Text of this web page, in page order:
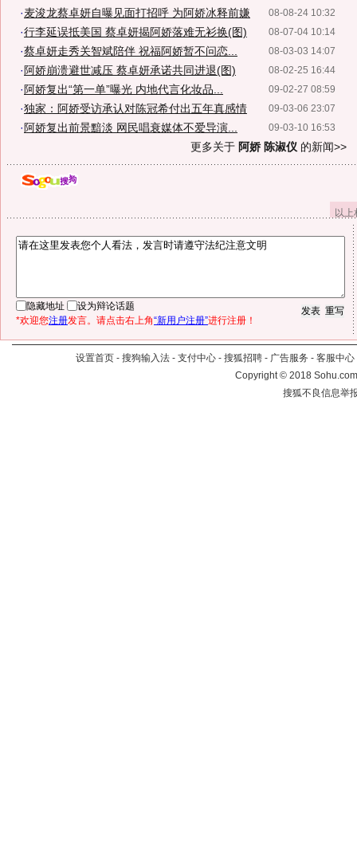
08-08-24 10:32
·麦浚龙蔡卓妍自曝见面打招呼 为阿娇冰释前嫌
08-07-04 10:14
·行李延误抵美国 蔡卓妍揭阿娇落难无衫换(图)
08-03-03 14:07
·蔡卓妍走秀关智斌陪伴 祝福阿娇暂不问恋...
08-02-25 16:44
· 阿娇崩溃避世减压 蔡卓妍承诺共同进退(图)
09-02-27 08:59
· 阿娇复出“第一单”曝光 内地代言化妆品...
09-03-06 23:07
·独家：阿娇受访承认对陈冠希付出五年真感情
09-03-10 16:53
· 阿娇复出前景黯淡 网民唱衰媒体不爱导演...
更多关于 阿娇 陈淑仪 的新闻>>
以
隐藏地址
设为辩论话题
*欢迎您注册发言。请点击右上角“新用户注册”进行注册！
设置首页 - 搜狗输入法 - 支付中心 - 搜狐招聘 - 广告服务 - 客服中心
Copyright©2018
搜狐不良信息举